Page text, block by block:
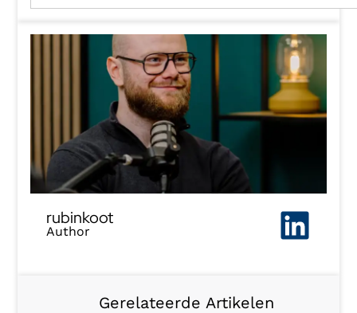
rubinkoot
Author
Gerelateerde Artikelen